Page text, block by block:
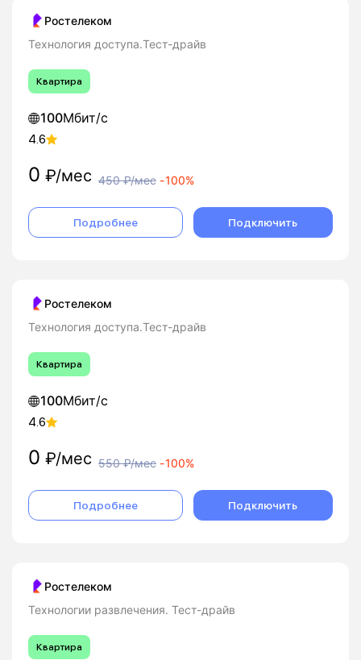
Ростелеком
Технология доступа.Тест-драйв
Квартира
100Мбит/с
4.6
0 ₽/мес 450₽/мес -100%
Подробнее Подключить
Ростелеком
Технология доступа.Тест-драйв
Квартира
100Мбит/с
4.6
0 ₽/мес 550₽/мес -100%
Подробнее Подключить
Ростелеком
Технологии развлечения. Тест-драйв
Квартира